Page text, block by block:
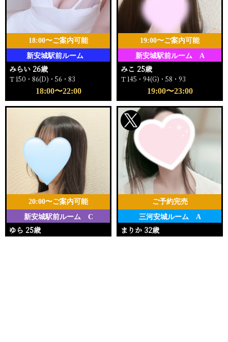
新安城駅前ルーム
18:00〜ご案内可能
みらい 26歳
Ｔ150・86(D)・56・83
18:00〜22:00
新安城駅前ルーム A
19:00〜ご案内可能
みこ 25歳
Ｔ145・94(G)・58・93
19:00〜23:00
新安城駅前ルーム C
20:00〜ご案内可能
ゆら 25歳
三河安城ルーム A
ご予約完売
まりか 32歳